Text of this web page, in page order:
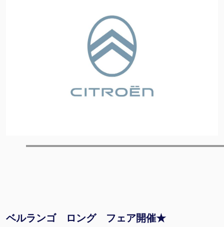
ベルランゴ ロング フェア開催★